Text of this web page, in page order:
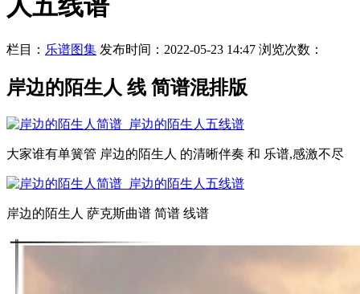
人五线谱
栏目： 乐谱图集 发布时间：2022-05-23 14:47 浏览次数：
岸边的陌生人 线 简谱混排版
大家谁有单簧管 岸边的陌生人 的清晰伴奏 和 乐谱,感激不尽
岸边的陌生人 萨克斯曲谱 简谱 线谱